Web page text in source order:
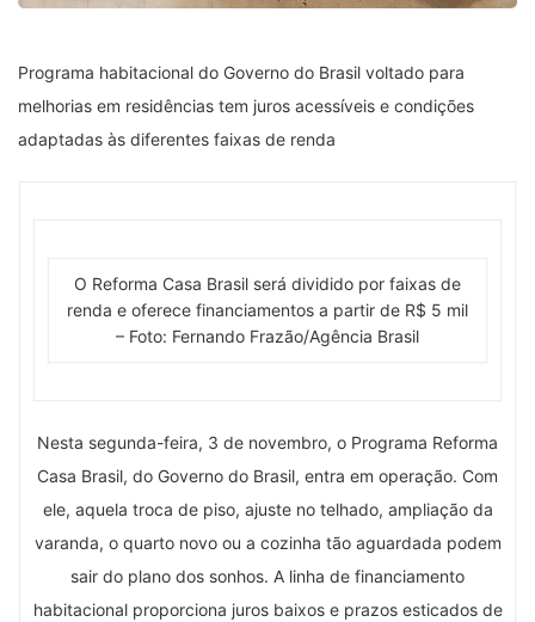
Programa habitacional do Governo do Brasil voltado para
melhorias em residências tem juros acessíveis e condições
adaptadas às diferentes faixas de renda
O Reforma Casa Brasil será dividido por faixas de
renda e oferece financiamentos a partir de R$ 5 mil
– Foto: Fernando Frazão/Agência Brasil
Nesta segunda-feira, 3 de novembro, o Programa Reforma
Casa Brasil, do Governo do Brasil, entra em operação. Com
ele, aquela troca de piso, ajuste no telhado, ampliação da
varanda, o quarto novo ou a cozinha tão aguardada podem
sair do plano dos sonhos. A linha de financiamento
habitacional proporciona juros baixos e prazos esticados de